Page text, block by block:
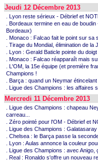
Jeudi 12 Décembre 2013
. Lyon reste sérieux - Débrief et
. Bordeaux termine en eau de
Bordeaux)
. Monaco : Falcao fait le point sur sa
. Tirage du Mondial, élimination de
. Lyon : Gerald Baticle pointe du
. Monaco : Falcao réapparaît mais
. L'OM, la 15e équipe (et première
Champions !
. Barça : quand un Neymar étincelant
. Ligue des Champions : les affaires
Mercredi 11 Décembre 2013
. Ligue des Champions : chapeau
carreau...
. Zéro pointé pour l'OM - Débrief et
. Ligue des Champions :
. Chelsea : le Barça passe la
. Lyon : Aulas annonce la couleur
. Ligue des Champions : avec
. Real : Ronaldo s'offre un nouveau